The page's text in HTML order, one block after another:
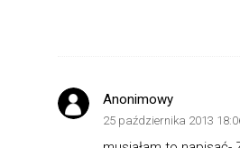
Anonimowy
25 października 2013